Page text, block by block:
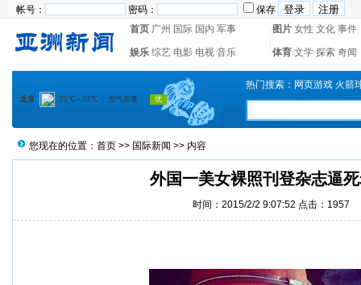
帐号： 密码：
保存
首页 广州 国际 国内 军事 图片 女性 文化 事件
娱乐 综艺 电影 电视 音乐 体育 文学 探索 奇闻
热门搜索： 网页游戏 火箭
您现在的位置： 首页 >> 国际新闻 >> 内容
外国一美女裸照刊登杂志逼
时间：2015/2/2 9:07:52 点击：1957